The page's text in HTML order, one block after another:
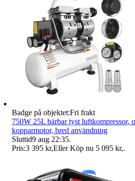
Badge på objektet:Fri frakt
750W 25L bärbar tyst luftkompressor,
kopparmotor, bred användning
Sluttid9 aug 22:35.
Pris:3 395 kr,Eller Köp nu 5 095 kr,.